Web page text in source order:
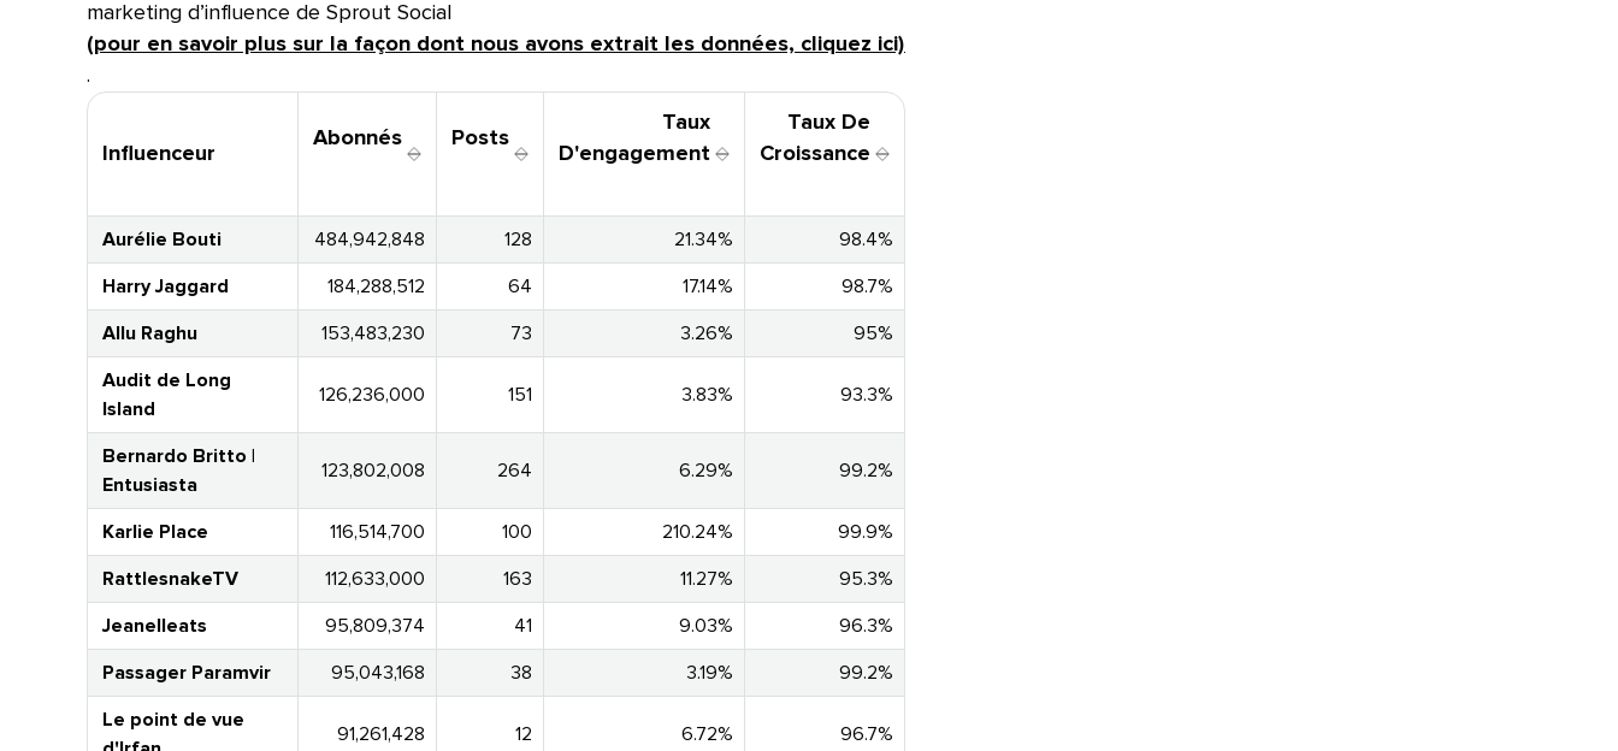
marketing d’influence de Sprout Social​​
(pour en savoir plus sur la façon dont nous avons extrait les données, cliquez ici)​​
.​​
Influenceur​​
Abonnés​​ Posts​​
Taux
D'engagement​​
Taux De
Croissance​​
Aurélie Bouti​​ 484,942,848​​ 128​​ 21.34%​​ 98.4%​​
Harry Jaggard​​ 184,288,512​​ 64​​ 17.14%​​ 98.7%​​
Allu Raghu​​ 153,483,230​​ 73​​ 3.26%​​ 95%​​
Audit de Long
Island​​
126,236,000​​ 151​​ 3.83%​​ 93.3%​​
Bernardo Britto |
Entusiasta​​
123,802,008​​ 264​​ 6.29%​​ 99.2%​​
Karlie Place​​ 116,514,700​​ 100​​ 210.24%​​ 99.9%​​
RattlesnakeTV​​ 112,633,000​​ 163​​ 11.27%​​ 95.3%​​
Jeanelleats​​ 95,809,374​​ 41​​ 9.03%​​ 96.3%​​
Passager Paramvir​​ 95,043,168​​ 38​​ 3.19%​​ 99.2%​​
Le point de vue
91,261,428​​ 12​​ 6.72%​​ 96.7%​​